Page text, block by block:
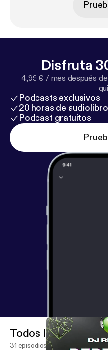
Disfruta
4,99 € / mes después de
Podcasts exclusivos
20 horas de
Podcast gratuitos
Todos los episodios
31 episodios